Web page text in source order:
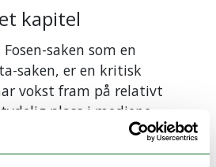
utbyggingen
var lovlig, til
tross for
kritikk av
saksbehandlingen.
kapitel
saken som en
saken, er en kritisk
vokst fram på relativt
plass i mediene.
Fakta om Fosen-